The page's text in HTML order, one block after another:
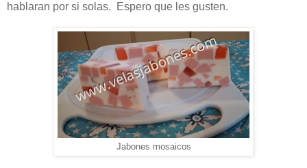
hablaran por si solas. Espero que les gusten.
Jabones mosaicos